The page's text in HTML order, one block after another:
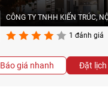
CÔNG TY TNHH KIẾN TRÚC,
DỰNG DTD HOUSE
1 đánh giá
Báo giá nhanh Đặt